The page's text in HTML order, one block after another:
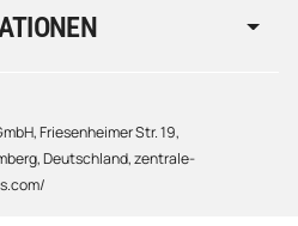
Friesenheimer Str. 19,
Deutschland, zentrale-